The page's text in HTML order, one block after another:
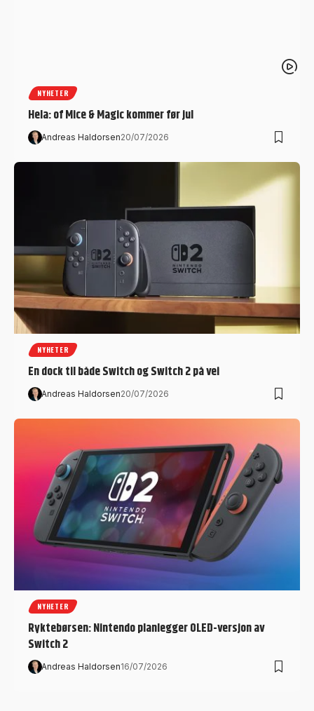
NYHETER
Hela: of Mice & Magic kommer før jul
Andreas Haldorsen20/07/2026
NYHETER
En dock til både Switch og Switch 2 på vei
Andreas Haldorsen20/07/2026
NYHETER
Ryktebørsen: Nintendo planlegger OLED-versjon av
Switch 2
Andreas Haldorsen16/07/2026